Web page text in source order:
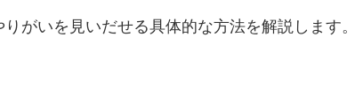
りがいを見いだせる具体的な方法を解説します。